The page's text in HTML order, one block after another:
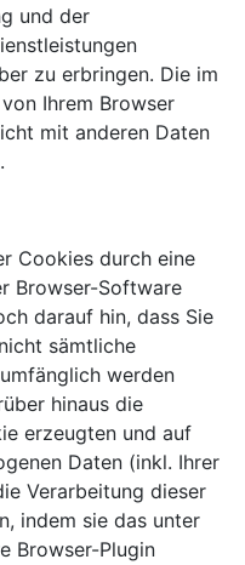
und der
zu erbringen. Die im
Ihrem Browser
mit anderen Daten
Cookies durch eine
Browser-Software
darauf hin, dass Sie
sämtliche
werden
hinaus die
erzeugten und auf
Daten (inkl. Ihrer
Verarbeitung dieser
indem sie das unter
Browser-Plugin